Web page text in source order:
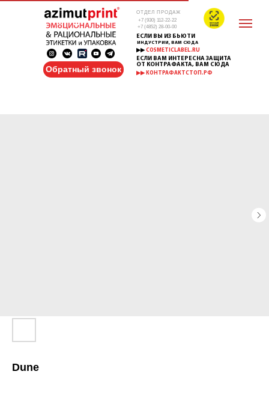
+7 (4852) 28-00-00
Обратный звонок
+7 (930) 112-22-22
ОТДЕЛ ПРОДАЖ
ИНДУСТРИИ, ВАМ СЮДА
ЕСЛИ ВЫ ИЗ БЬЮТИ
▶▶COSMETICLABEL.RU
ЕСЛИ ВАМ ИНТЕРЕСНА ЗАЩИТА
ОТ КОНТРАФАКТА, ВАМ СЮДА
▶▶ КОНТРАФАКТСТОП.РФ
Dune